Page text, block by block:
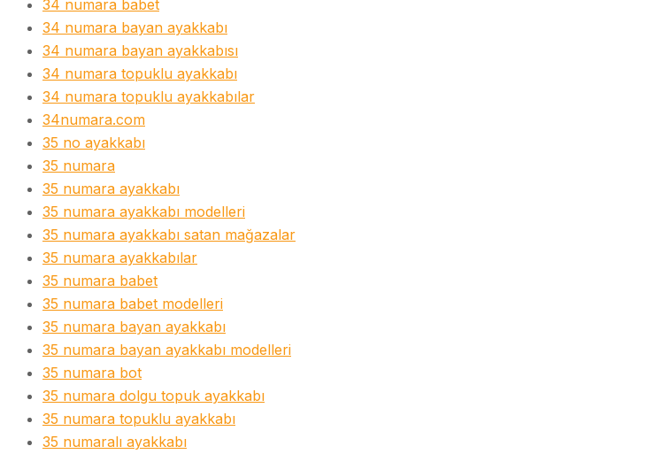
34 numara babet
34 numara bayan ayakkabı
34 numara bayan ayakkabısı
34 numara topuklu ayakkabı
34 numara topuklu ayakkabılar
34numara.com
35 no ayakkabı
35 numara
35 numara ayakkabı
35 numara ayakkabı modelleri
35 numara ayakkabı satan mağazalar
35 numara ayakkabılar
35 numara babet
35 numara babet modelleri
35 numara bayan ayakkabı
35 numara bayan ayakkabı modelleri
35 numara bot
35 numara dolgu topuk ayakkabı
35 numara topuklu ayakkabı
35 numaralı ayakkabı